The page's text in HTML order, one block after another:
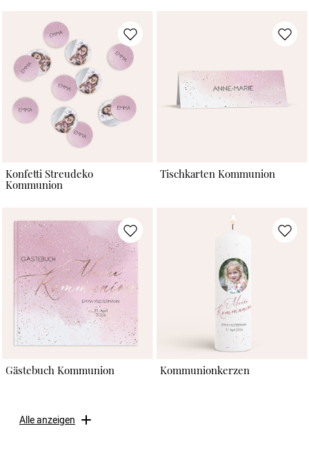
Konfetti Streudeko
Kommunion
Tischkarten Kommunion
Gästebuch Kommunion Kommunionkerzen
Alle anzeigen